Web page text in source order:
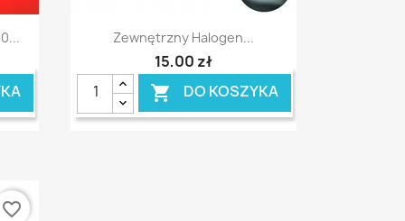
Szybki podgląd
Zewnętrzny Halogen...
15,00 zł
 DO KOSZYKA
favorite_border